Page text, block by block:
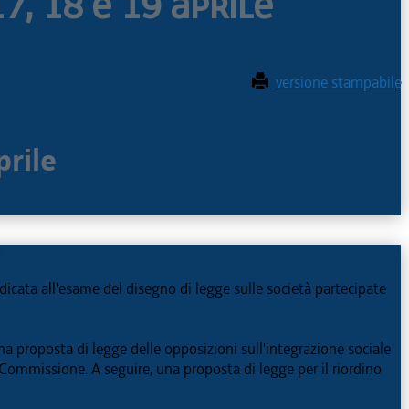
versione stampabile
all'esame del disegno di legge sulle società partecipate
proposta di legge delle opposizioni sull'integrazione sociale
A seguire, una proposta di legge per il riordino